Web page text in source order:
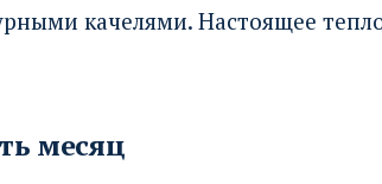
качелями. Настоящее
месяц